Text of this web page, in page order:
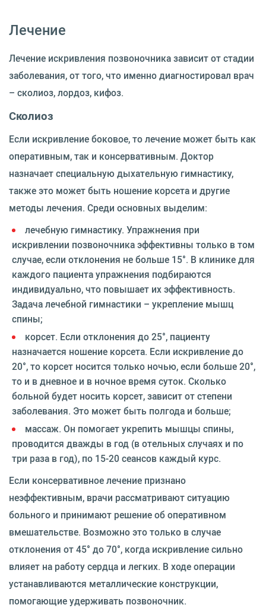
Лечение
Лечение искривления позвоночника зависит от стадии
заболевания, от того, что именно диагностировал врач
– сколиоз, лордоз, кифоз.
Сколиоз
Если искривление боковое, то лечение может быть как
оперативным, так и консервативным. Доктор
назначает специальную дыхательную гимнастику,
также это может быть ношение корсета и другие
методы лечения. Среди основных выделим:
лечебную гимнастику. Упражнения при
искривлении позвоночника эффективны только в том
случае, если отклонения не больше 15°. В клинике для
каждого пациента упражнения подбираются
индивидуально, что повышает их эффективность.
Задача лечебной гимнастики – укрепление мышц
спины;
корсет. Если отклонения до 25°, пациенту
назначается ношение корсета. Если искривление до
20°, то корсет носится только ночью, если больше 20°,
то и в дневное и в ночное время суток. Сколько
больной будет носить корсет, зависит от степени
заболевания. Это может быть полгода и больше;
массаж. Он помогает укрепить мышцы спины,
проводится дважды в год (в отельных случаях и по
три раза в год), по 15-20 сеансов каждый курс.
Если консервативное лечение признано
неэффективным, врачи рассматривают ситуацию
больного и принимают решение об оперативном
вмешательстве. Возможно это только в случае
отклонения от 45° до 70°, когда искривление сильно
влияет на работу сердца и легких. В ходе операции
устанавливаются металлические конструкции,
помогающие удерживать позвоночник.